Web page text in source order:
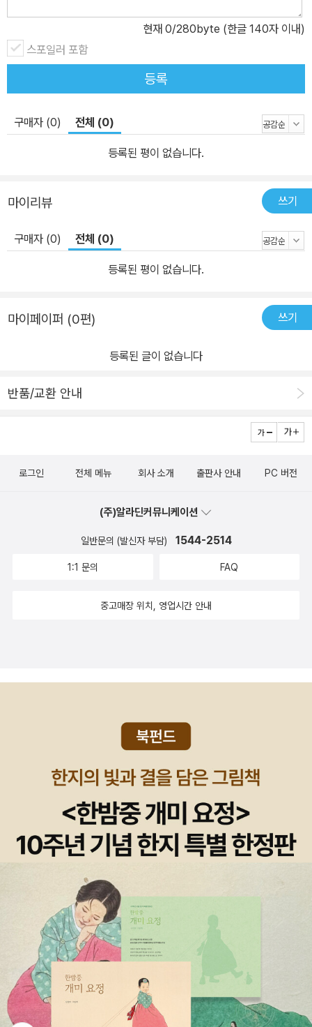
현재 0/280byte (한글 140자 이내)
스포일러 포함
등록
구매자 (0) 전체 (0)
등록된 평이 없습니다.
마이리뷰 쓰기
구매자 (0) 전체 (0)
등록된 평이 없습니다.
마이페이퍼 (0편) 쓰기
등록된 글이 없습니다
반품/교환 안내
로그인 전체 메뉴 회사 소개 출판사 안내 PC 버전
(주)알라딘커뮤니케이션
일반문의 (발신자 부담) 1544-2514
1:1 문의 FAQ
중고매장 위치, 영업시간 안내